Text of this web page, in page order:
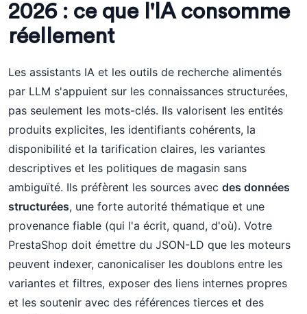
2026 : ce que l'IA consomme
réellement
Les assistants IA et les outils de recherche alimentés
par LLM s'appuient sur les connaissances structurées,
pas seulement les mots-clés. Ils valorisent les entités
produits explicites, les identifiants cohérents, la
disponibilité et la tarification claires, les variantes
descriptives et les politiques de magasin sans
ambiguïté. Ils préfèrent les sources avec des données
structurées, une forte autorité thématique et une
provenance fiable (qui l'a écrit, quand, d'où). Votre
PrestaShop doit émettre du JSON-LD que les moteurs
peuvent indexer, canonicaliser les doublons entre les
variantes et filtres, exposer des liens internes propres
et les soutenir avec des références tierces et des